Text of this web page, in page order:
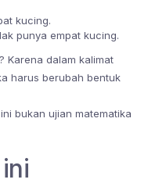
kucing.
punya empat kucing.
Karena dalam kalimat
harus berubah bentuk
bukan ujian matematika